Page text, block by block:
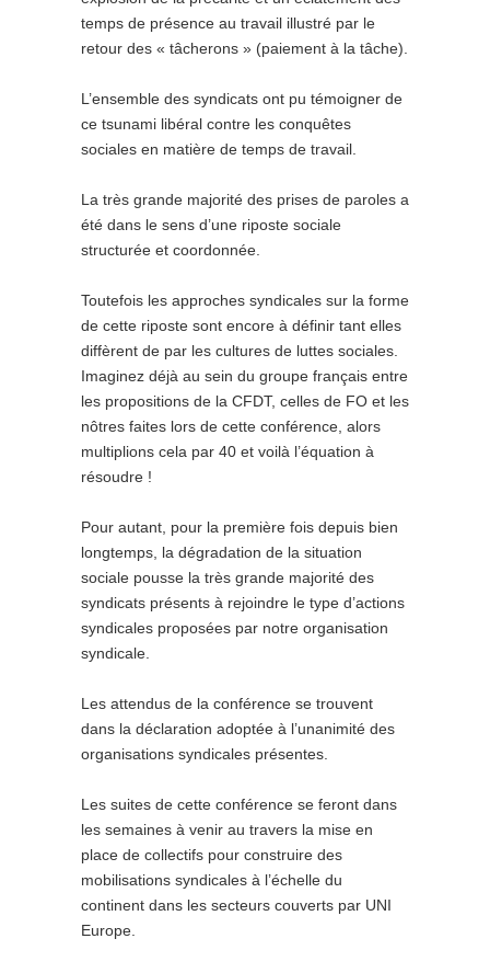
temps de présence au travail illustré par le
retour des « tâcherons » (paiement à la tâche).
L’ensemble des syndicats ont pu témoigner de
ce tsunami libéral contre les conquêtes
sociales en matière de temps de travail.
La très grande majorité des prises de paroles a
été dans le sens d’une riposte sociale
structurée et coordonnée.
Toutefois les approches syndicales sur la forme
de cette riposte sont encore à définir tant elles
diffèrent de par les cultures de luttes sociales.
Imaginez déjà au sein du groupe français entre
les propositions de la CFDT, celles de FO et les
nôtres faites lors de cette conférence, alors
multiplions cela par 40 et voilà l’équation à
résoudre !
Pour autant, pour la première fois depuis bien
longtemps, la dégradation de la situation
sociale pousse la très grande majorité des
syndicats présents à rejoindre le type d’actions
syndicales proposées par notre organisation
syndicale.
Les attendus de la conférence se trouvent
dans la déclaration adoptée à l’unanimité des
organisations syndicales présentes.
Les suites de cette conférence se feront dans
les semaines à venir au travers la mise en
place de collectifs pour construire des
mobilisations syndicales à l’échelle du
continent dans les secteurs couverts par UNI
Europe.